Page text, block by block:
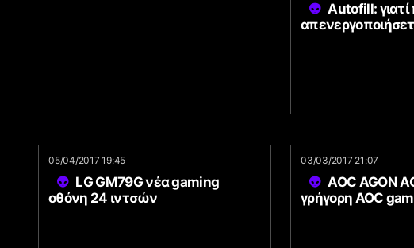
Autofill:
05/04/2017 19:45
LG GM79G νέα gaming
οθόνη 24 ιντσών
03/03/2017 21:07
AOC AGON
γρήγορη AOC